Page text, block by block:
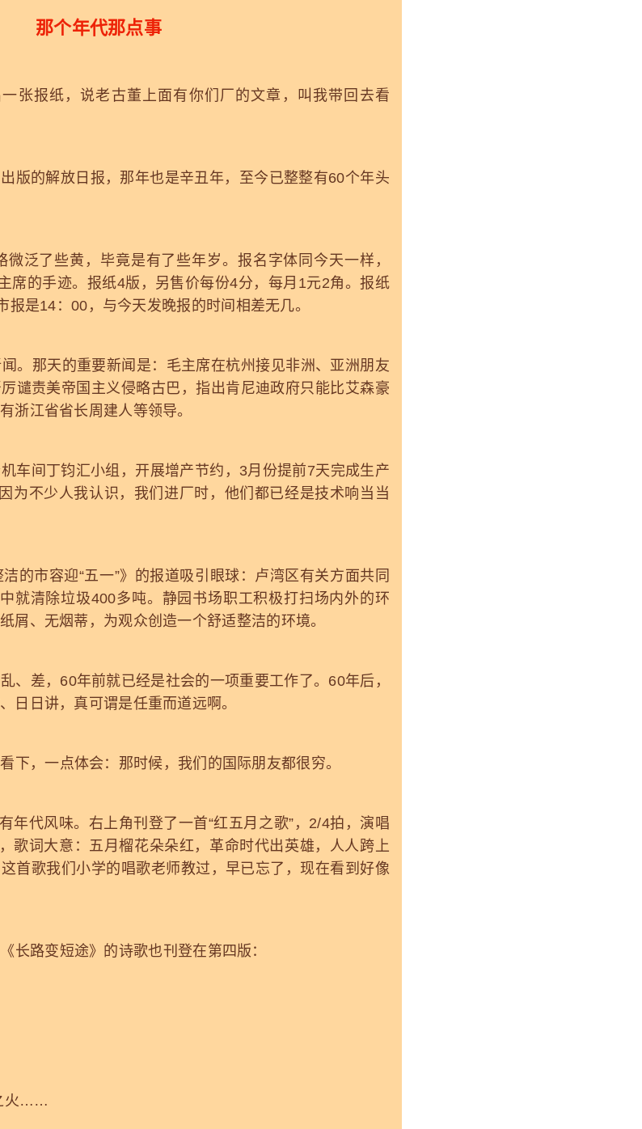
那个年代那点事
报纸，说老古董上面有你们厂的文章，叫我带回去看
的解放日报，那年也是辛丑年，至今已整整有60个年头
了些黄，毕竟是有了些年岁。报名字体同今天一样，
席的手迹。报纸4版，另售价每份4分，每月1元2角。报纸
是14：00，与今天发晚报的时间相差无几。
那天的重要新闻是：毛主席在杭州接见非洲、亚洲朋友
谴责美帝国主义侵略古巴，指出肯尼迪政府只能比艾森豪
浙江省省长周建人等领导。
间丁钧汇小组，开展增产节约，3月份提前7天完成生产
为不少人我认识，我们进厂时，他们都已经是技术响当当
市容迎“五一”》的报道吸引眼球：卢湾区有关方面共同
就清除垃圾400多吨。静园书场职工积极打扫场内外的环
屑、无烟蒂，为观众创造一个舒适整洁的环境。
差，60年前就已经是社会的一项重要工作了。60年后，
日日讲，真可谓是任重而道远啊。
，一点体会：那时候，我们的国际朋友都很穷。
代风味。右上角刊登了一首“红五月之歌”，2/4拍，演唱
歌词大意：五月榴花朵朵红，革命时代出英雄，人人跨上
首歌我们小学的唱歌老师教过，早已忘了，现在看到好像
路变短途》的诗歌也刊登在第四版：
火……